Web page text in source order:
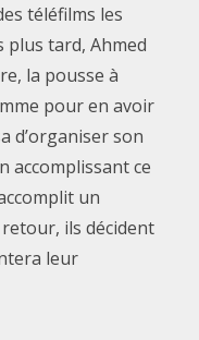
téléfilms les
plus tard, Ahmed
la pousse à
pour en avoir
d’organiser son
accomplissant ce
un
ils décident
leur